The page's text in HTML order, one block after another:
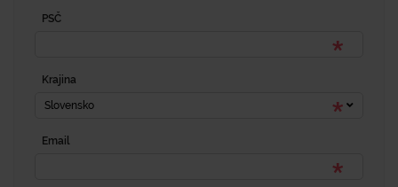
PSČ
Krajina
Slovensko
Email